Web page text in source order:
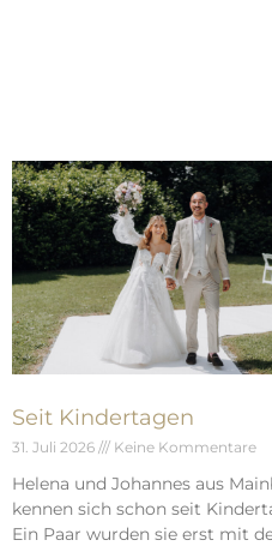
Seit Kindertagen
31. Juli 2026 Keine Kommentare
Helena und Johannes aus
kennen sich schon seit
Ein Paar wurden sie erst mit